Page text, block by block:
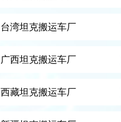
台湾坦克搬运车厂
广西坦克搬运车厂
西藏坦克搬运车厂